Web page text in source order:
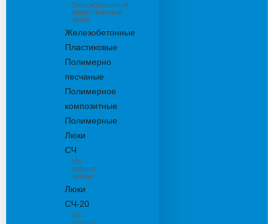
Высокопрочный
сверхтяжелый
чугун
Железобетонные
Пластиковые
Полимерно
песчаные
Полимерное
композитные
Полимерные
Люки
СЧ
Из
серого
чугуна
Люки
СЧ-20
Из